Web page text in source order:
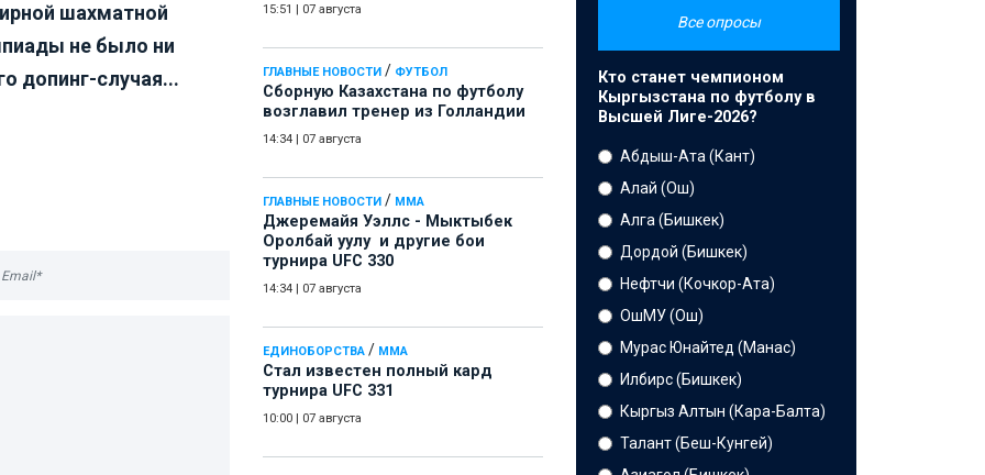
15:51 07 августа
ГЛАВНЫЕ НОВОСТИ / ФУТБОЛ
Сборную Казахстана по футболу
возглавил тренер из Голландии
14:34 07 августа
ГЛАВНЫЕ НОВОСТИ / ММА
Джеремайя Уэллс - Мыктыбек
Оролбай уулу и другие бои
турнира UFC 330
14:34 07 августа
ЕДИНОБОРСТВА / ММА
Стал известен полный кард
турнира UFC 331
10:00 07 августа
шахматной
не было ни
допинг-случая...
Все опросы
Кто станет чемпионом
Кыргызстана по футболу в
Высшей Лиге-2026?
Абдыш-Ата (Кант)
Алай (Ош)
Алга (Бишкек)
Дордой (Бишкек)
Нефтчи (Кочкор-Ата)
ОшМУ (Ош)
Мурас Юнайтед (Манас)
Илбирс (Бишкек)
Кыргыз Алтын (Кара-Балта)
Талант (Беш-Кунгей)